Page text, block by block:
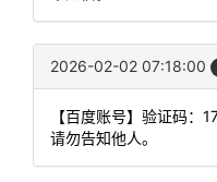
2026-02-02 07:18:00
【百度账号】验证码：
请勿告知他人。